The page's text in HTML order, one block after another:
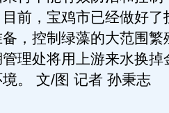
前，宝鸡市已经做好了
，控制绿藻的大范围繁
理处将用上游来水换掉
。 文/图 记者 孙秉志